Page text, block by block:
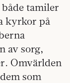
tamiler
kyrkor på
av sorg,
Omvärlden
som